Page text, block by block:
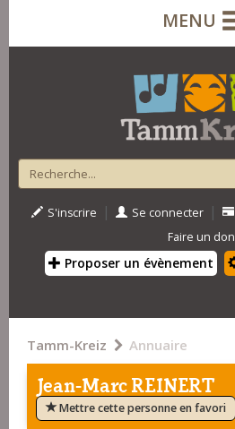
MENU
S'inscrire | Se connecter |
Faire un don
Proposer un évènement
Tamm-Kreiz Annuaire
Jean-Marc REINERT
Mettre cette personne en favori